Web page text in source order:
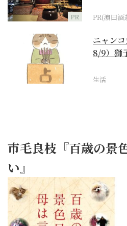
PR PR(濵田酒
ニャン
8/9）獅
生活
市毛良枝『百歳の景
い』